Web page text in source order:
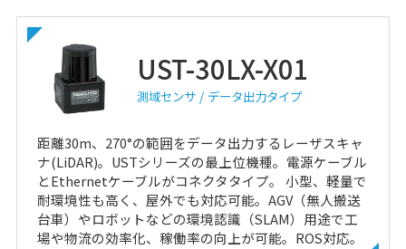
UST-30LX-X01
測域センサ データ出力タイプ
距離30m、270°の範囲をデータ出力するレーザスキャ
ナ(LiDAR)。USTシリーズの最上位機種。電源ケーブル
とEthernetケーブルがコネクタタイプ。 小型、軽量で
耐環境性も高く、屋外でも対応可能。AGV（無人搬送
台車）やロボットなどの環境認識（SLAM）用途で工
場や物流の効率化、稼働率の向上が可能。ROS対応。